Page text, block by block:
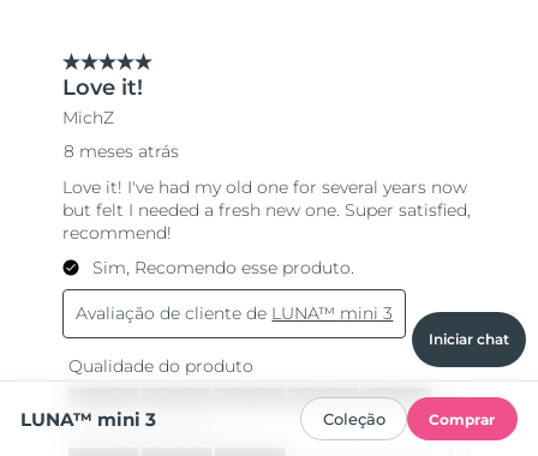
Iniciar chat
LUNA™ mini 3 Coleção Comprar